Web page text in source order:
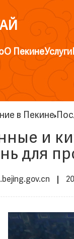
О ПекинеУслуги
в Пекине
и
для